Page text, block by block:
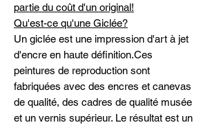
partie du coût d'un original!
Qu'est-ce qu'une Giclée?
Un giclée est une impression d'art à jet
d'encre en haute définition.Ces
peintures de reproduction sont
fabriquées avec des encres et canevas
de qualité, des cadres de qualité musée
et un vernis supérieur. Le résultat est un